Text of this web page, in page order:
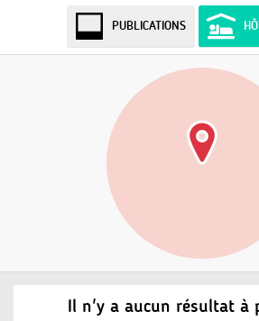
PUBLICATIONS
Il n'y a aucun résultat à